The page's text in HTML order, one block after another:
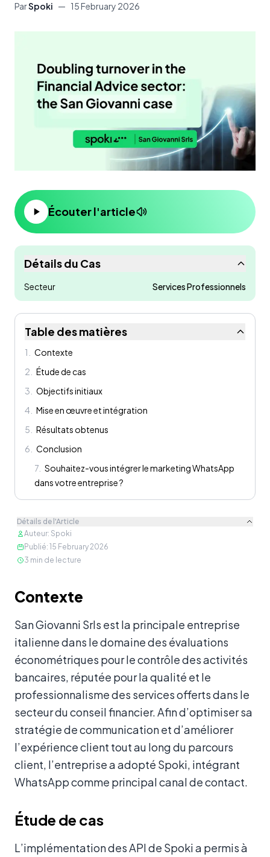
ParSpoki — 15 February 2026
Écouter l'article
Détails du Cas
Secteur Services Professionnels
Table des matières
1
Contexte
2
Étude de cas
3
Objectifs initiaux
4
Mise en œuvre et intégration
5
Résultats obtenus
6
Conclusion
7 Souhaitez-vous intégrer le marketing WhatsApp
dans votre entreprise ?
Détails de l'Article
Auteur: Spoki
Publié: 15 February 2026
3 min de lecture
Contexte
San Giovanni Srls est la principale entreprise
italienne dans le domaine des évaluations
économétriques pour le contrôle des activités
bancaires, réputée pour la qualité et le
professionnalisme des services offerts dans le
secteur du conseil financier. Afin d’optimiser sa
stratégie de communication et d’améliorer
l’expérience client tout au long du parcours
client, l’entreprise a adopté Spoki, intégrant
WhatsApp comme principal canal de contact.
Étude de cas
L’implémentation des API de Spoki a permis à